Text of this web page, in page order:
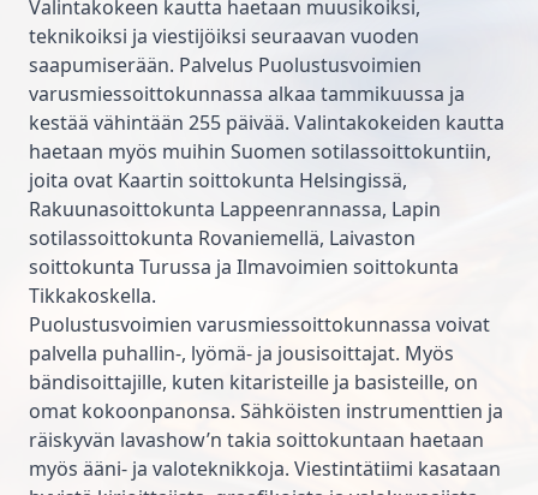
Valintakokeen kautta haetaan muusikoiksi,
teknikoiksi ja viestijöiksi seuraavan vuoden
saapumiserään. Palvelus Puolustusvoimien
varusmiessoittokunnassa alkaa tammikuussa ja
kestää vähintään 255 päivää. Valintakokeiden kautta
haetaan myös muihin Suomen sotilassoittokuntiin,
joita ovat Kaartin soittokunta Helsingissä,
Rakuunasoittokunta Lappeenrannassa, Lapin
sotilassoittokunta Rovaniemellä, Laivaston
soittokunta Turussa ja Ilmavoimien soittokunta
Tikkakoskella.
Puolustusvoimien varusmiessoittokunnassa voivat
palvella puhallin-, lyömä- ja jousisoittajat. Myös
bändisoittajille, kuten kitaristeille ja basisteille, on
omat kokoonpanonsa. Sähköisten instrumenttien ja
räiskyvän lavashow’n takia soittokuntaan haetaan
myös ääni- ja valoteknikkoja. Viestintätiimi kasataan